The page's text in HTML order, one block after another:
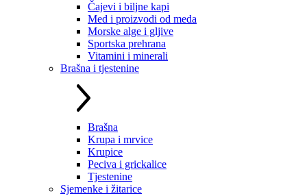
Čajevi i biljne kapi
Med i proizvodi od meda
Morske alge i gljive
Sportska prehrana
Vitamini i minerali
Brašna i tjestenine
Brašna
Krupa i mrvice
Krupice
Peciva i grickalice
Tjestenine
Sjemenke i žitarice